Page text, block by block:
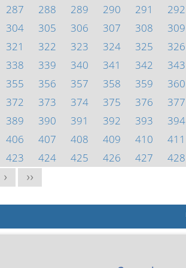
287 288 289 290 291
292
304 305 306 307 308
309
321 322 323 324 325
326
338 339 340 341 342
343
355 356 357 358 359
360
372 373 374 375 376
377
389 390 391 392 393
394
406 407 408 409 410
411
423 424 425 426 427
428
> >>